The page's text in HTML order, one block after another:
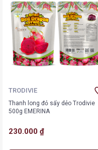
TRODIVIE
Thanh long đỏ sấy dẻo Trodivie
500g EMERINA
230.000 ₫